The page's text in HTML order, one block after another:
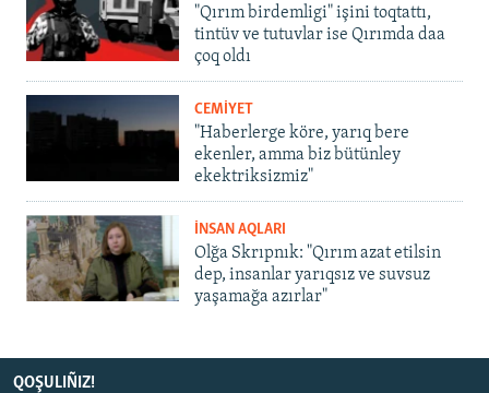
"Qırım birdemligi" işini toqtattı,
tintüv ve tutuvlar ise Qırımda daa
çoq oldı
CEMİYET
"Haberlerge köre, yarıq bere
ekenler, amma biz bütünley
ekektriksizmiz"
İNSAN AQLARI
Olğa Skrıpnık: "Qırım azat etilsin
dep, insanlar yarıqsız ve suvsuz
yaşamağa azırlar"
QOŞULIÑIZ!